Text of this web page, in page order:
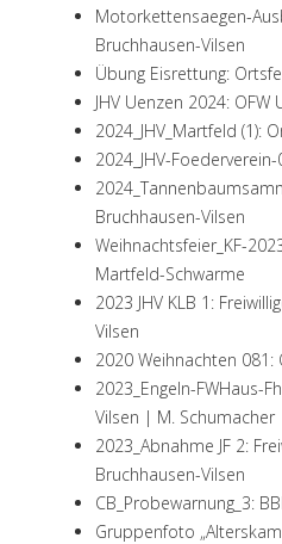
Motorkettensaegen-
Bruchhausen-Vilsen
Übung Eisrettung:
JHV Uenzen 2024: OFW
2024_JHV_Martfeld (1):
2024_JHV-
Bruchhausen-Vilsen
Weihnachtsfeier_KF-
Martfeld-Schwarme
2023 JHV KLB 1:
Vilsen
2020 Weihnachten
2023_Engeln-FWHaus-
Vilsen | M. Schumacher
2023_Abnahme JF 2:
Bruchhausen-Vilsen
CB_Probewarnung_3:
Gruppenfoto